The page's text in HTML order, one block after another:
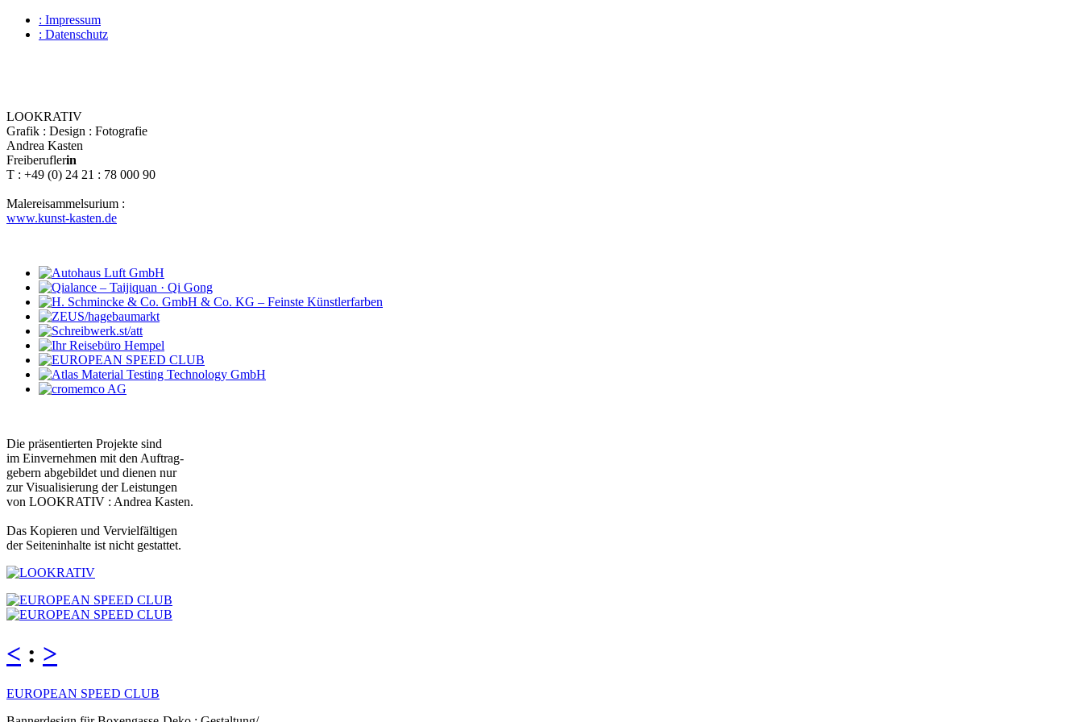
: Impressum
: Datenschutz
LOOKRATIV
Grafik : Design : Fotografie
Andrea Kasten
Freiberuflerin
T : +49 (0) 24 21 : 78 000 90
Malereisammelsurium :
www.kunst-kasten.de
Die präsentierten Projekte sind
im Einvernehmen mit den Auftrag-
gebern abgebildet und dienen nur
zur Visualisierung der Leistungen
von LOOKRATIV : Andrea Kasten.
Das Kopieren und Vervielfältigen
der Seiteninhalte ist nicht gestattet.
< : >
EUROPEAN SPEED CLUB